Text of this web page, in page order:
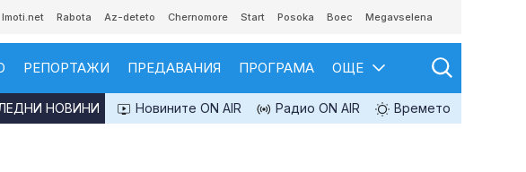
Imoti.net Rabota Az-deteto Chernomore Start Posoka Boec Megavselena
РЕПОРТАЖИ ПРЕДАВАНИЯ ПРОГРАМА ОЩЕ
Новините ON AIR Радио ON AIR Времето
НОВИНИ